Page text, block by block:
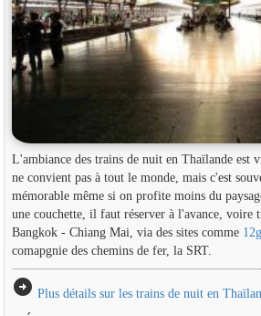
L'ambiance des trains de nuit en Thaïlande est
ne convient pas à tout le monde, mais c'est
mémorable même si on profite moins du
une couchette, il faut réserver à l'avance, voire
Bangkok - Chiang Mai, via des sites comme
comapgnie des chemins de fer, la SRT.
arrow_circle_right Plus détails sur les trains de nuit en